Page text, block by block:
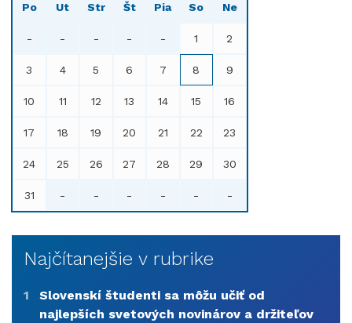
Po Ut Str Št Pia So Ne
- - - - - 1 2
3 4 5 6 7 8 9
10 11 12 13 14 15 16
17 18 19 20 21 22 23
24 25 26 27 28 29 30
31 - - - - - -
Najčítanejšie v rubrike
1
Slovenskí študenti sa môžu učiť od
najlepších svetových novinárov a držiteľov